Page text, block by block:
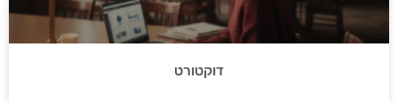
דוקטורט